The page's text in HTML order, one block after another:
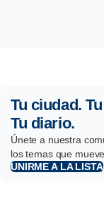
Tu ciudad.
Tu diario.
Únete a nuestra
los temas que
UNIRME A LA LISTA